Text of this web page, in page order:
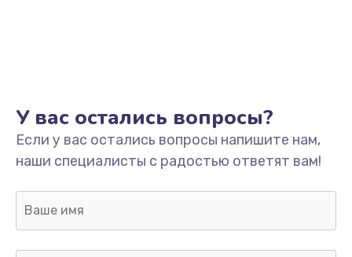
Модернизация
2100 руб.
2000 руб.
У вас остались вопросы?
Если у вас остались вопросы напишите нам,
наши специалисты с радостью ответят вам!